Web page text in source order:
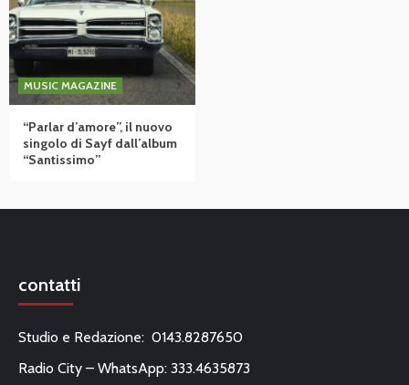
MUSIC MAGAZINE
“Parlar d’amore”, il nuovo
singolo di Sayf dall’album
“Santissimo”
contatti
Studio e Redazione: 0143.8287650
Radio City – WhatsApp: 333.4635873